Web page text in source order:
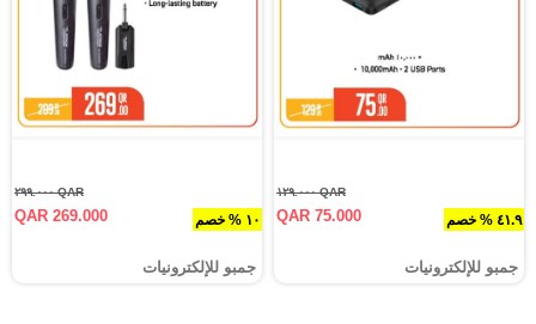
٤١.٩ % خصم
QAR ١٢٩.٠٠٠
QAR 75.000
جمبو للإلكترونيات
١٠ % خصم
QAR ٢٩٩.٠٠٠
QAR 269.000
جمبو للإلكترونيات